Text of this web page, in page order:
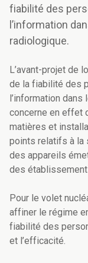
fiabilité des
l’information
radiologique.
L’avant-projet de
de la fiabilité des
l’information
concerne en effet
matières et
points relatifs à la
des appareils
des
Pour le volet
affiner le régime
fiabilité des
et l’efficacité.